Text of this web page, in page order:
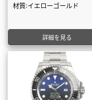
材質:イエローゴールド
詳細を見る